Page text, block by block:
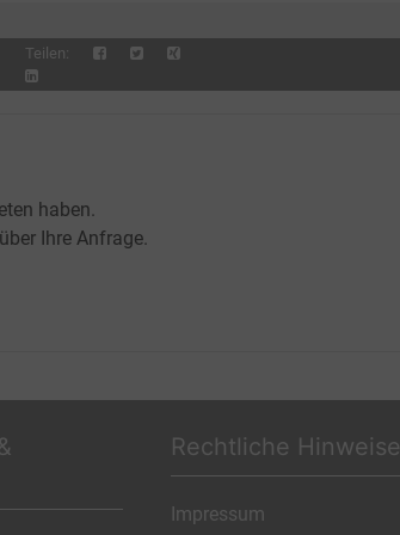
Teilen:
haben.
über Ihre Anfrage.
Rechtliche Hinweise
Impressum